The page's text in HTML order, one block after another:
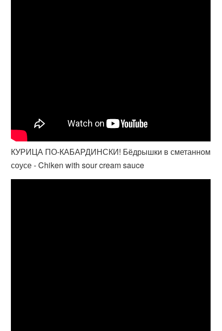
КУРИЦА ПО-КАБАРДИНСКИ! Бёдрышки в сметанном
соусе - Chiken with sour cream sauce